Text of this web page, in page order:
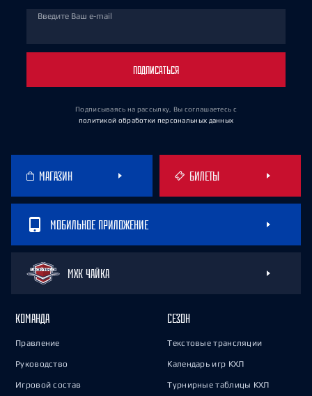
Введите Ваш e-mail
ПОДПИСАТЬСЯ
Подписываясь на рассылку, Вы соглашаетесь с
политикой обработки персональных данных
МАГАЗИН БИЛЕТЫ
МОБИЛЬНОЕ ПРИЛОЖЕНИЕ
МХК ЧАЙКА
КОМАНДА
Правление
Руководство
Игровой состав
СЕЗОН
Текстовые трансляции
Календарь игр КХЛ
Турнирные таблицы КХЛ